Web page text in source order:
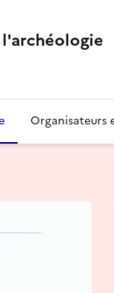
Organisateurs